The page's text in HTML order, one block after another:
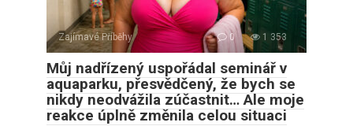
Zajímavé Příběhy 0 1 353
Můj nadřízený uspořádal seminář v
aquaparku, přesvědčený, že bych se
nikdy neodvážila zúčastnit… Ale moje
reakce úplně změnila celou situaci